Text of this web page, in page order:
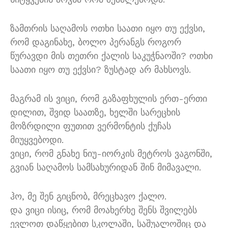
ზამთრის საღამოს ოთხი საათი იყო თუ ექვსი,
რომ დაგინახე, ბოლო პერანგს როგორ
წურავდი მის თეთრი ქალის საკუჭნაოში? ოთხი
საათი იყო თუ ექვსი? ზუსტად არ მახსოვს.
მაგრამ ის ვიცი, რომ გაზაფხულის ერთ-ერთი
დილით, შვიდ საათზე, ხელში სარეცხის
მოზრდილი ფუთით ვერმონტის ქუჩას
მიუყვებოდი.
ვიცი, რომ გნახე ნიუ-იორკის მეტროს ვაგონში,
გვიან საღამოს სამსახურიდან შინ მიმავალი.
ჰო, მე შენ გიცნობ, მრეცხავო ქალო.
და ვიცი ისიც, რომ მოახერხე შენს შვილებს
ევლოთ დაწყებით სკოლაში, საშუალოშიც და